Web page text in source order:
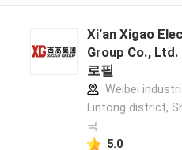
Xi'an Xigao
Group Co.,
로필
Weibei
Lintong district,
국
5.0